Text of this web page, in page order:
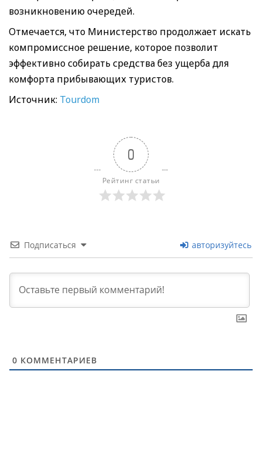
возникновению очередей.
Отмечается, что Министерствo продолжает искать
компромиссное решение, которое позволит
эффективно собирать средства без ущерба для
комфорта прибывающих туристов.
Источник: Tourdom
0
Рейтинг статьи
Подписаться авторизуйтесь
0 КОММЕНТАРИЕВ